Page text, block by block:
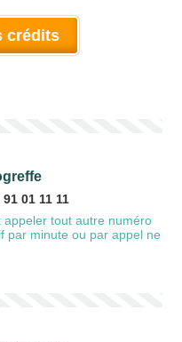
crédits
91 01 11 11
appeler tout autre numéro
par minute ou par appel ne